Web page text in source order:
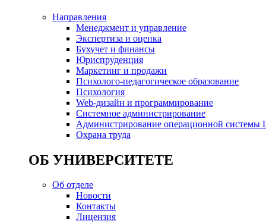
Направления
Менеджмент и управление
Экспертиза и оценка
Бухучет и финансы
Юриспруденция
Маркетинг и продажи
Психолого-педагогическое образование
Психология
Web-дизайн и программирование
Системное администрирование
Администрирование операционной системы
Охрана труда
ОБ УНИВЕРСИТЕТЕ
Об отделе
Новости
Контакты
Лицензия